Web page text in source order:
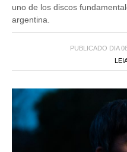
uno de los discos
argentina.
PUBLICADO DIA